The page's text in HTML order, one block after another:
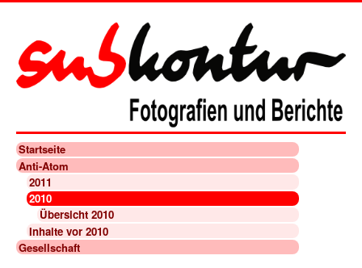
Startseite
Anti-Atom
2011
2010
Übersicht 2010
Inhalte vor 2010
Gesellschaft